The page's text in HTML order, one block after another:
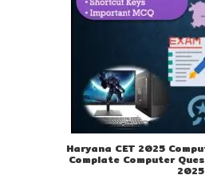
Haryana CET 2025
Complate Computer
2025